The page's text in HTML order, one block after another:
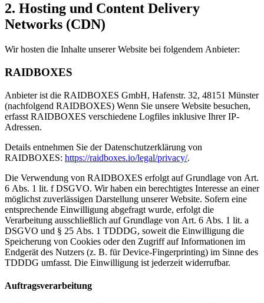
2. Hosting und Content Delivery
Networks (CDN)
Wir hosten die Inhalte unserer Website bei folgendem Anbieter:
RAIDBOXES
Anbieter ist die RAIDBOXES GmbH, Hafenstr. 32, 48151 Münster
(nachfolgend RAIDBOXES) Wenn Sie unsere Website besuchen,
erfasst RAIDBOXES verschiedene Logfiles inklusive Ihrer IP-
Adressen.
Details entnehmen Sie der Datenschutzerklärung von
RAIDBOXES: https://raidboxes.io/legal/privacy/.
Die Verwendung von RAIDBOXES erfolgt auf Grundlage von Art.
6 Abs. 1 lit. f DSGVO. Wir haben ein berechtigtes Interesse an einer
möglichst zuverlässigen Darstellung unserer Website. Sofern eine
entsprechende Einwilligung abgefragt wurde, erfolgt die
Verarbeitung ausschließlich auf Grundlage von Art. 6 Abs. 1 lit. a
DSGVO und § 25 Abs. 1 TDDDG, soweit die Einwilligung die
Speicherung von Cookies oder den Zugriff auf Informationen im
Endgerät des Nutzers (z. B. für Device-Fingerprinting) im Sinne des
TDDDG umfasst. Die Einwilligung ist jederzeit widerrufbar.
Auftragsverarbeitung